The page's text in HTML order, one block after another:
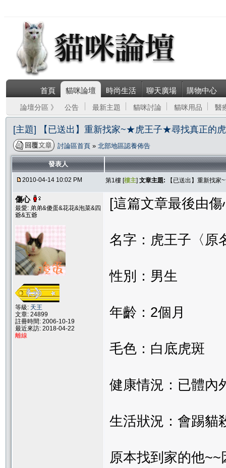
首頁 貓咪論壇 時尚生活 聊天廣場 購物中心
論壇分區 》 公告 最新主題 貓咪討論 貓咪用品 醫
[主題] 【已送出】重新找家~★虎王子★尋找真正的
討論區首頁 » 北部地區認養佈告
發表人
2010-04-14 10:02 PM 第1樓 [樓主] 文章主題: 【已送出】重新找
傷心
最愛: 弟弟&傻蛋&花花&泡菜&四
爺&五爺
等級: 天王
文章: 24899
註冊時間: 2006-10-19
最近來訪: 2018-04-22
離線
[這篇文章最後由
名字：虎王子〈原
性別：男生
年齡：2個月
毛色：白底虎斑
健康情況：已體內
生活狀況：會踢貓
原本找到家的他